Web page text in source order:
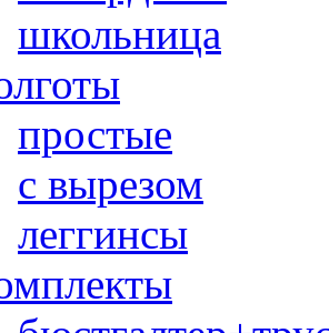
школьница
простые
с вырезом
леггинсы